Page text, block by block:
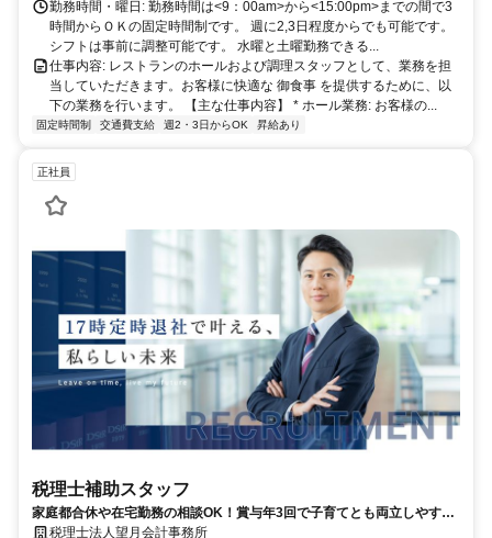
勤務時間・曜日: 勤務時間は<9：00am>から<15:00pm>までの間で3
時間からＯＫの固定時間制です。 週に2,3日程度からでも可能です。
シフトは事前に調整可能です。 水曜と土曜勤務できる...
仕事内容: レストランのホールおよび調理スタッフとして、業務を担
当していただきます。お客様に快適な 御食事 を提供するために、以
下の業務を行います。 【主な仕事内容】 * ホール業務: お客様の...
固定時間制 交通費支給 週2・3日からOK 昇給あり
正社員
税理士補助スタッフ
家庭都合休や在宅勤務の相談OK！賞与年3回で子育てとも両立しやすい
正社員。
税理士法人望月会計事務所